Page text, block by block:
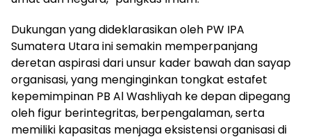
Dukungan yang dideklarasikan oleh PW IPA
Sumatera Utara ini semakin memperpanjang
deretan aspirasi dari unsur kader bawah dan sayap
organisasi, yang menginginkan tongkat estafet
kepemimpinan PB Al Washliyah ke depan dipegang
oleh figur berintegritas, berpengalaman, serta
memiliki kapasitas menjaga eksistensi organisasi di